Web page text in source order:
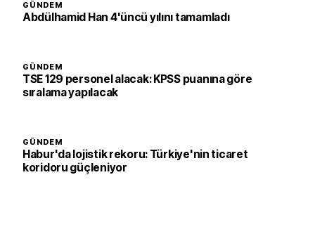
GÜNDEM
Abdülhamid Han 4'üncü yılını tamamladı
GÜNDEM
TSE 129 personel alacak: KPSS puanına göre
sıralama yapılacak
GÜNDEM
Habur'da lojistik rekoru: Türkiye'nin ticaret
koridoru güçleniyor